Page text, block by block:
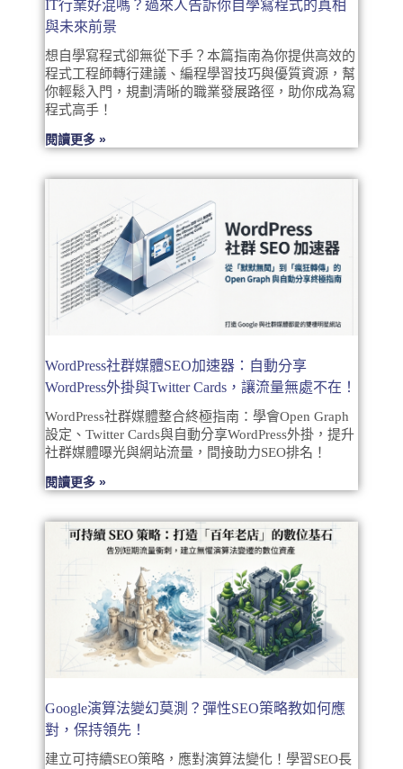
IT行業好混嗎？過來人告訴你自學寫程式的真相
與未來前景
想自學寫程式卻無從下手？本篇指南為你提供高效的
程式工程師轉行建議、編程學習技巧與優質資源，幫
你輕鬆入門，規劃清晰的職業發展路徑，助你成為寫
程式高手！
閱讀更多 »
WordPress社群媒體SEO加速器：自動分享
WordPress外掛與Twitter Cards，讓流量無處不在！
WordPress社群媒體整合終極指南：學會Open Graph
設定、Twitter Cards與自動分享WordPress外掛，提升
社群媒體曝光與網站流量，間接助力SEO排名！
閱讀更多 »
Google演算法變幻莫測？彈性SEO策略教如何應
對，保持領先！
建立可持續SEO策略，應對演算法變化！學習SEO長